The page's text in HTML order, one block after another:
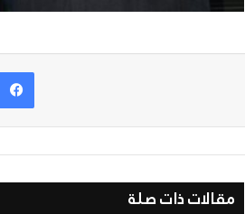
مقالات ذات صلة